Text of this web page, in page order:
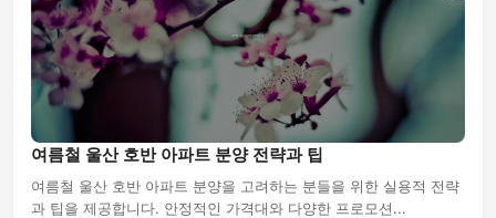
여름철 울산 호반 아파트 분양 전략과 팁
여름철 울산 호반 아파트 분양을 고려하는 분들을 위한 실용적 전략
과 팁을 제공합니다. 안정적인 가격대와 다양한 프로모션...